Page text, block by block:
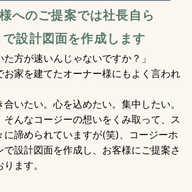
へのご提案では社長自ら
設計図面を作成します
た方が速いんじゃないですか？」
お家を建てたオーナー様にもよく言われ
いたい。心を込めたい。集中したい。
そんなコージーの想いをくみ取って、ス
に諦められていますが(笑)、コージーホ
で設計図面を作成し、お客様にご提案さ
ます。